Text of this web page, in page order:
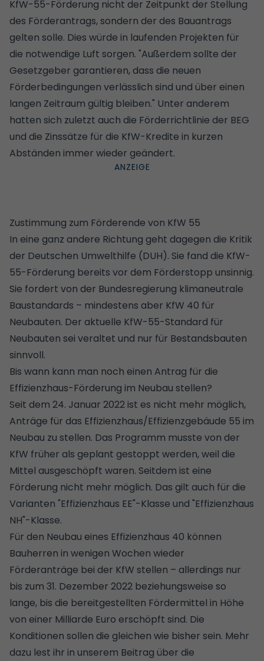
KfW-55-Förderung nicht der Zeitpunkt der Stellung
des Förderantrags, sondern der des Bauantrags
gelten solle. Dies würde in laufenden Projekten für
die notwendige Luft sorgen. "Außerdem sollte der
Gesetzgeber garantieren, dass die neuen
Förderbedingungen verlässlich sind und über einen
langen Zeitraum gültig bleiben." Unter anderem
hatten sich zuletzt auch die Förderrichtlinie der BEG
und die Zinssätze für die KfW-Kredite in kurzen
Abständen immer wieder geändert.
Zustimmung zum Förderende von KfW 55
In eine ganz andere Richtung geht dagegen die Kritik
der Deutschen Umwelthilfe (DUH). Sie fand die KfW-
55-Förderung bereits vor dem Förderstopp unsinnig.
Sie fordert von der Bundesregierung klimaneutrale
Baustandards – mindestens aber KfW 40 für
Neubauten. Der aktuelle KfW-55-Standard für
Neubauten sei veraltet und nur für Bestandsbauten
sinnvoll.
Bis wann kann man noch einen Antrag für die
Effizienzhaus-Förderung im Neubau stellen?
Seit dem 24. Januar 2022 ist es nicht mehr möglich,
Anträge für das Effizienzhaus/Effizienzgebäude 55 im
Neubau zu stellen. Das Programm musste von der
KfW früher als geplant gestoppt werden, weil die
Mittel ausgeschöpft waren. Seitdem ist eine
Förderung nicht mehr möglich. Das gilt auch für die
Varianten "Effizienzhaus EE"-Klasse und "Effizienzhaus
NH"-Klasse.
Für den Neubau eines Effizienzhaus 40 können
Bauherren in wenigen Wochen wieder
Förderanträge bei der KfW stellen – allerdings nur
bis zum 31. Dezember 2022 beziehungsweise so
lange, bis die bereitgestellten Fördermittel in Höhe
von einer Milliarde Euro erschöpft sind. Die
Konditionen sollen die gleichen wie bisher sein. Mehr
dazu lest ihr in unserem Beitrag über die